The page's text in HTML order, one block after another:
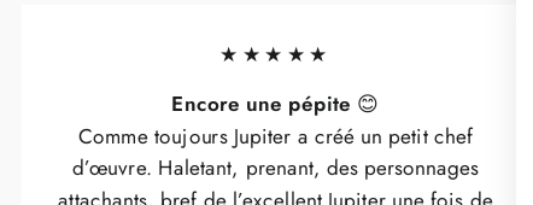
★★★★★
Encore une pépite 😊
Comme toujours Jupiter a créé un petit chef
d’œuvre. Haletant, prenant, des personnages